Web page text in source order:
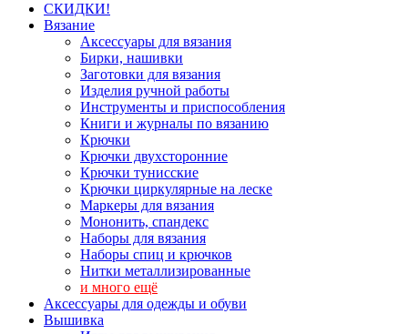
СКИДКИ!
Вязание
Аксессуары для вязания
Бирки, нашивки
Заготовки для вязания
Изделия ручной работы
Инструменты и приспособления
Книги и журналы по вязанию
Крючки
Крючки двухсторонние
Крючки тунисские
Крючки циркулярные на леске
Маркеры для вязания
Мононить, спандекс
Наборы для вязания
Наборы спиц и крючков
Нитки металлизированные
и много ещё
Аксессуары для одежды и обуви
Вышивка